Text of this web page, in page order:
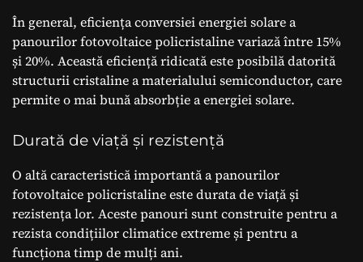
În general, eficiența conversiei energiei solare a
panourilor fotovoltaice policristaline variază între 15%
și 20%. Această eficiență ridicată este posibilă datorită
structurii cristaline a materialului semiconductor, care
permite o mai bună absorbție a energiei solare.
Durată de viață și rezistență
O altă caracteristică importantă a panourilor
fotovoltaice policristaline este durata de viață și
rezistența lor. Aceste panouri sunt construite pentru a
rezista condițiilor climatice extreme și pentru a
funcționa timp de mulți ani.